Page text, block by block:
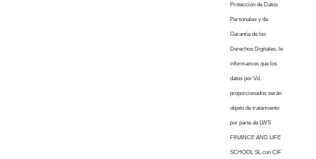
Protección de Datos
Personales y de
Garantía de los
Derechos Digitales, le
informamos que los
datos por Vd.
proporcionados serán
objeto de tratamiento
por parte de LWS
FINANCE AND LIFE
SCHOOL SL con CIF